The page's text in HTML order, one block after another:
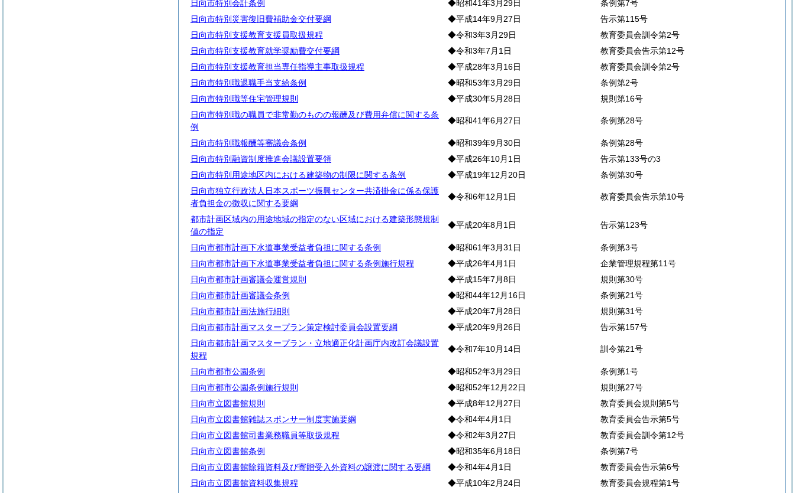
日向市特別会計条例
◆昭和41年3月29日
条例第7号
日向市特別災害復旧費補助金交付要綱
◆平成14年9月27日
告示第115号
日向市特別支援教育支援員取扱規程
◆令和3年3月29日
教育委員会訓令第2号
日向市特別支援教育就学奨励費交付要綱
◆令和3年7月1日
教育委員会告示第12号
日向市特別支援教育担当専任指導主事取扱規程
◆平成28年3月16日
教育委員会訓令第2号
日向市特別職退職手当支給条例
◆昭和53年3月29日
条例第2号
日向市特別職等住宅管理規則
◆平成30年5月28日
規則第16号
日向市特別職の職員で非常勤のものの報酬及び費用弁償に関する条
例
◆昭和41年6月27日 条例第28号
日向市特別職報酬等審議会条例 ◆昭和39年9月30日
条例第28号
日向市特別融資制度推進会議設置要領
◆平成26年10月1日
告示第133号の3
日向市特別用途地区内における建築物の制限に関する条例
◆平成19年12月20日
条例第30号
日向市独立行政法人日本スポーツ振興センター共済掛金に係る保護
者負担金の徴収に関する要綱
◆令和6年12月1日 教育委員会告示第10号
都市計画区域内の用途地域の指定のない区域における建築形態規制
値の指定
◆平成20年8月1日 告示第123号
日向市都市計画下水道事業受益者負担に関する条例 ◆昭和61年3月31日
条例第3号
日向市都市計画下水道事業受益者負担に関する条例施行規程
◆平成26年4月1日
企業管理規程第11号
日向市都市計画審議会運営規則
◆平成15年7月8日
規則第30号
日向市都市計画審議会条例
◆昭和44年12月16日
条例第21号
日向市都市計画法施行細則
◆平成20年7月28日
規則第31号
日向市都市計画マスタープラン策定検討委員会設置要綱
◆平成20年9月26日
告示第157号
日向市都市計画マスタープラン・立地適正化計画庁内改訂会議設置
規程
◆令和7年10月14日 訓令第21号
日向市都市公園条例 ◆昭和52年3月29日
条例第1号
日向市都市公園条例施行規則
◆昭和52年12月22日
規則第27号
日向市立図書館規則
◆平成8年12月27日
教育委員会規則第5号
日向市立図書館雑誌スポンサー制度実施要綱
◆令和4年4月1日
教育委員会告示第5号
日向市立図書館司書業務職員等取扱規程
◆令和2年3月27日
教育委員会訓令第12号
日向市立図書館条例
◆昭和35年6月18日
条例第7号
日向市立図書館除籍資料及び寄贈受入外資料の譲渡に関する要綱
◆令和4年4月1日
教育委員会告示第6号
日向市立図書館資料収集規程
◆平成10年2月24日 教育委員会規程第1号